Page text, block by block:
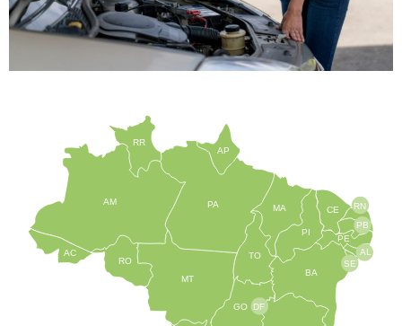
TO
BA
SE
PE
AL
RN
CE
PI
MA
AP
PA
RR
AM
AC
RO
MT
GO DF
PB